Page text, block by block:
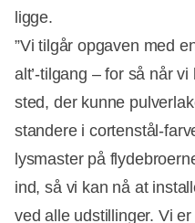
ligge.
”Vi tilgår opgaven med
alt’-tilgang – for så når
sted, der kunne
standere i cortenstål-
lysmaster på
ind, så vi kan nå at
ved alle udstillinger. Vi